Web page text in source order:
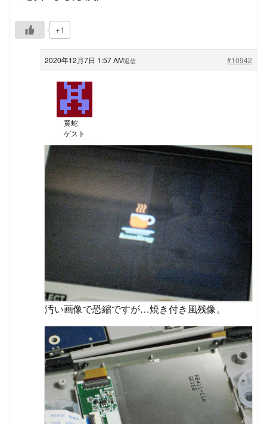
+1
2020年12月7日 1:57 AM #10942
返信
黄蛇
ゲスト
汚い画像で恐縮ですが…焼き付き風残像。